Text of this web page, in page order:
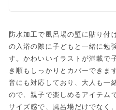
防水加工で風呂場の壁に貼り付
の入浴の際に子どもと一緒に勉
す。かわいいイラストが満載で
き順もしっかりとカバーできま
音にも対応しており、大人も一
ので、親子で楽しめるアイテ
サイズ感で、風呂場だけでなく